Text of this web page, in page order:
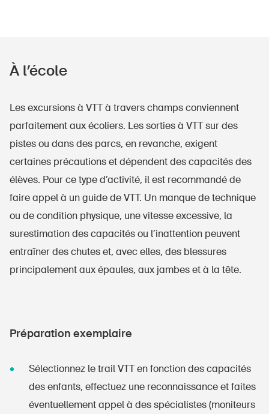
À l’école
Les excursions à VTT à travers champs conviennent
parfaitement aux écoliers. Les sorties à VTT sur des
pistes ou dans des parcs, en revanche, exigent
certaines précautions et dépendent des capacités des
élèves. Pour ce type d’activité, il est recommandé de
faire appel à un guide de VTT. Un manque de technique
ou de condition physique, une vitesse excessive, la
surestimation des capacités ou l’inattention peuvent
entraîner des chutes et, avec elles, des blessures
principalement aux épaules, aux jambes et à la tête.
Préparation exemplaire
Sélectionnez le trail VTT en fonction des capacités
des enfants, effectuez une reconnaissance et faites
éventuellement appel à des spécialistes (moniteurs